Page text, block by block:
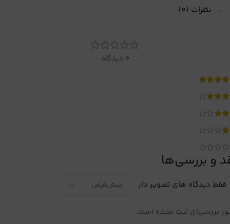
نظرات (0)
0 دیدگاه
و بررسی‌ها
فقط دیدگاه های تصویر دار
بررسی‌ای ثبت نشده است.